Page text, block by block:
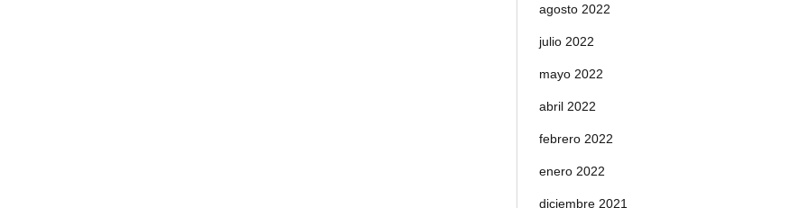
agosto 2022
julio 2022
mayo 2022
abril 2022
febrero 2022
enero 2022
diciembre 2021